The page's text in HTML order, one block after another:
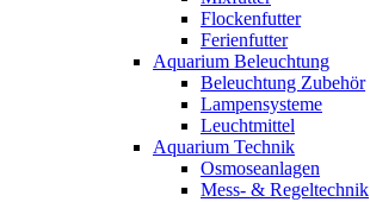
Flockenfutter
Ferienfutter
Aquarium Beleuchtung
Beleuchtung Zubehör
Lampensysteme
Leuchtmittel
Aquarium Technik
Osmoseanlagen
Mess- & Regeltechnik